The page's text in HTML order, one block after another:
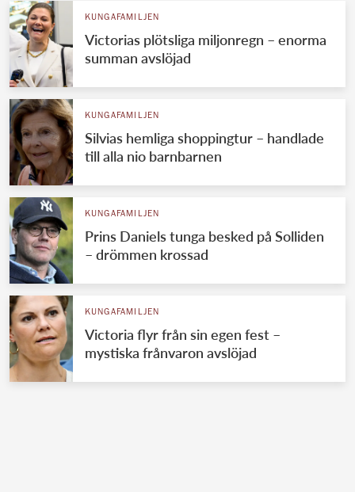
KUNGAFAMILJEN
Victorias plötsliga miljonregn – enorma
summan avslöjad
KUNGAFAMILJEN
Silvias hemliga shoppingtur – handlade
till alla nio barnbarnen
KUNGAFAMILJEN
Prins Daniels tunga besked på Solliden
– drömmen krossad
KUNGAFAMILJEN
Victoria flyr från sin egen fest –
mystiska frånvaron avslöjad